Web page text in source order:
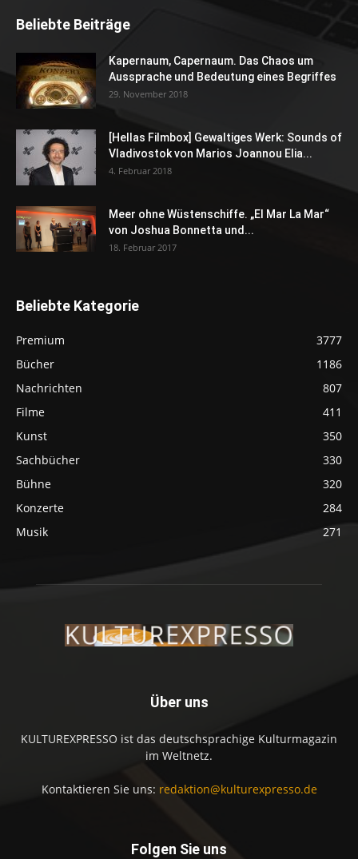
Beliebte Beiträge
Kapernaum, Capernaum. Das Chaos um
Aussprache und Bedeutung eines Begriffes
29. November 2018
[Hellas Filmbox] Gewaltiges Werk: Sounds of
Vladivostok von Marios Joannou Elia...
4. Februar 2018
Meer ohne Wüstenschiffe. „El Mar La Mar“
von Joshua Bonnetta und...
18. Februar 2017
Beliebte Kategorie
Premium
3777
Bücher
1186
Nachrichten
807
Filme
411
Kunst
350
Sachbücher
330
Bühne
320
Konzerte
284
Musik
271
Über uns
KULTUREXPRESSO ist das deutschsprachige Kulturmagazin
im Weltnetz.
Kontaktieren Sie uns: redaktion@kulturexpresso.de
Folgen Sie uns